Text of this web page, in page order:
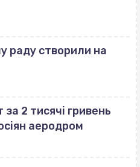
раду створили на
2 тисячі гривень
аеродром